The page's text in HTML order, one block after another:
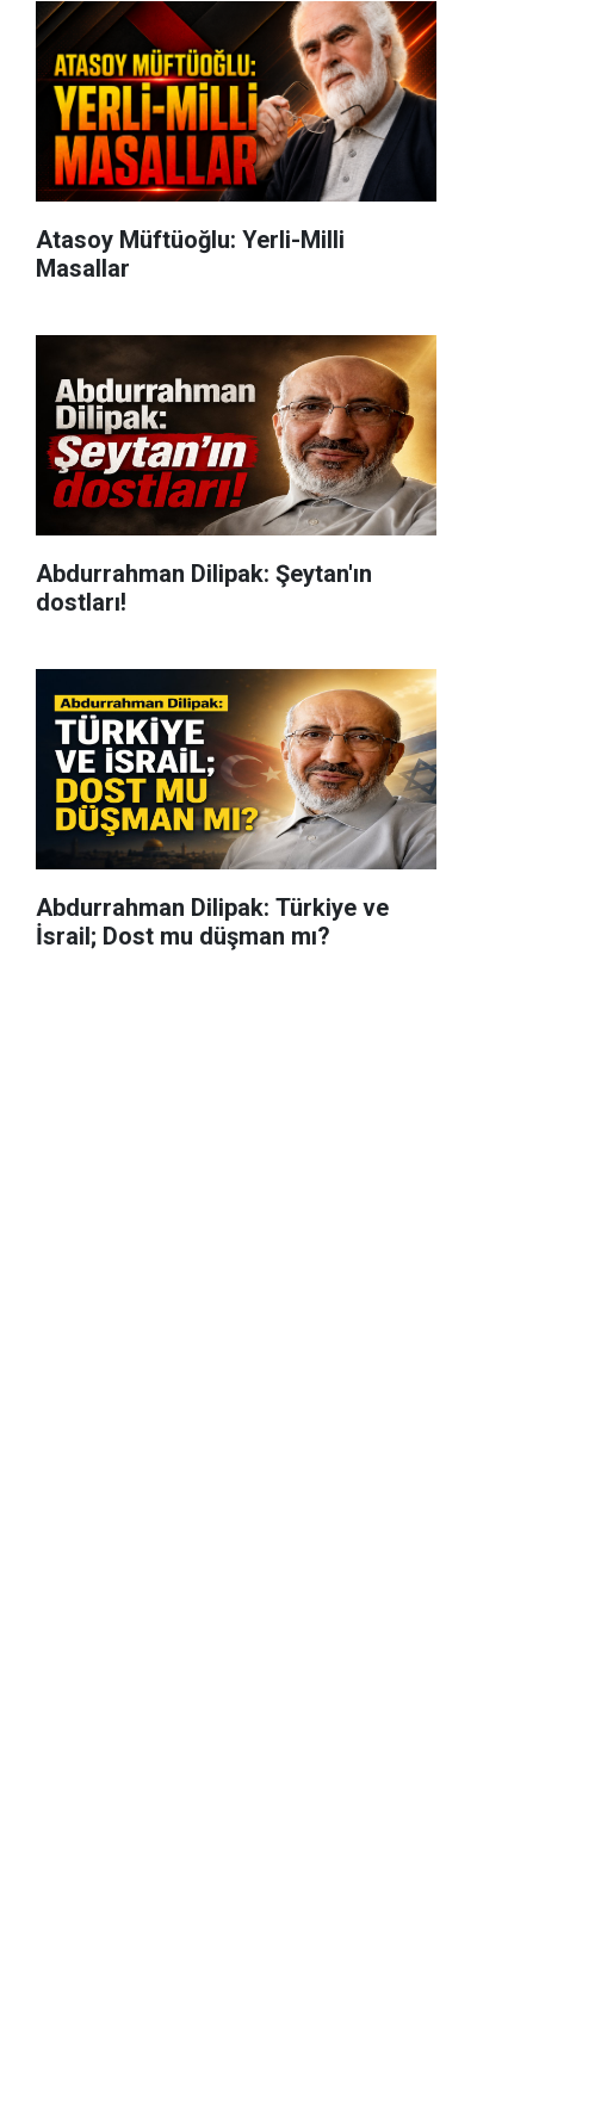
Atasoy Müftüoğlu: Yerli-Milli
Masallar
Abdurrahman Dilipak: Şeytan'ın
dostları!
Abdurrahman Dilipak: Türkiye ve
İsrail; Dost mu düşman mı?